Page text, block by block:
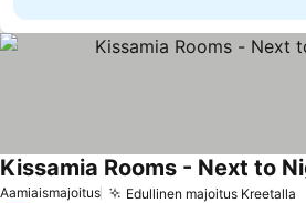
Aamiaismajoitus Edullinen majoitus Kreetalla
Kissamia Rooms - Next to